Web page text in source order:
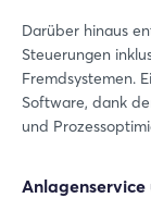
Darüber hinaus
Steuerungen
Fremdsystemen.
Software, dank
und